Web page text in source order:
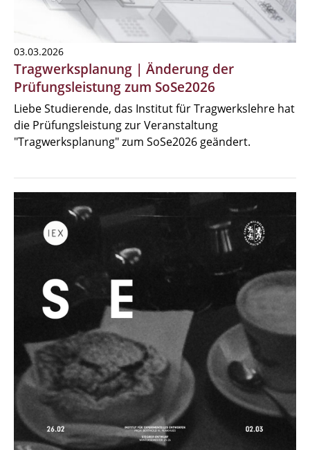
03.03.2026
Tragwerksplanung | Änderung der
Prüfungsleistung zum SoSe2026
Liebe Studierende, das Institut für Tragwerkslehre hat
die Prüfungsleistung zur Veranstaltung
"Tragwerksplanung" zum SoSe2026 geändert.